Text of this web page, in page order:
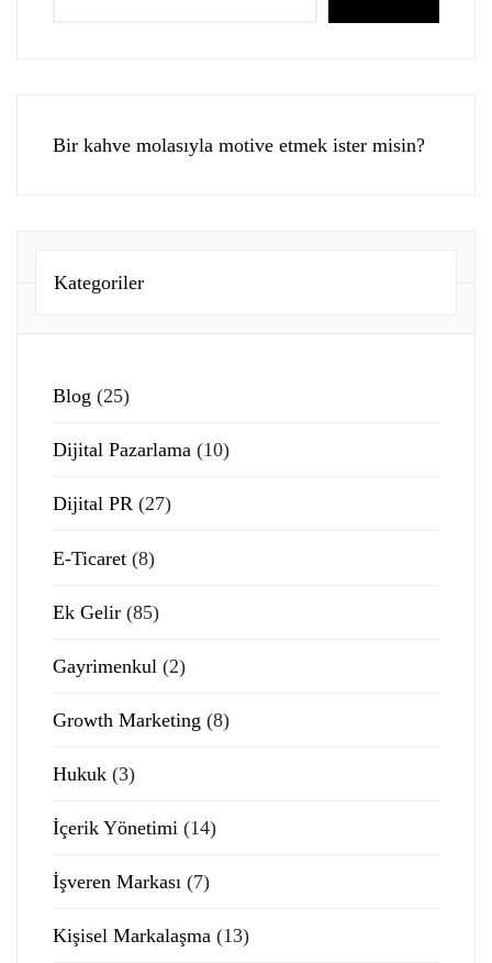
Bir kahve molasıyla motive etmek ister misin?
Kategoriler
Blog (25)
Dijital Pazarlama (10)
Dijital PR (27)
E-Ticaret (8)
Ek Gelir (85)
Gayrimenkul (2)
Growth Marketing (8)
Hukuk (3)
İçerik Yönetimi (14)
İşveren Markası (7)
Kişisel Markalaşma (13)